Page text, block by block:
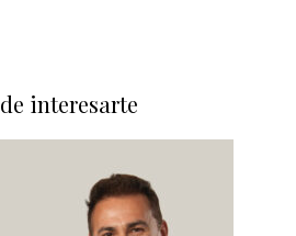
interesarte